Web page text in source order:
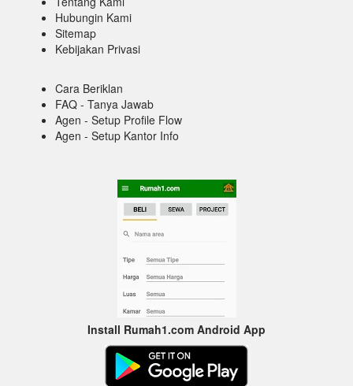
Hubungin Kami
Sitemap
Kebijakan Privasi
Cara Beriklan
FAQ - Tanya Jawab
Agen - Setup Profile Flow
Agen - Setup Kantor Info
Install Rumah1.com Android App